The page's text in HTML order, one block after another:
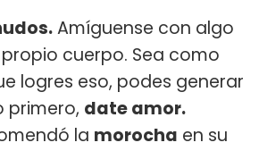
Amíguense con algo
cuerpo. Sea como
logres eso, podes generar
primero, date amor.
la morocha en su